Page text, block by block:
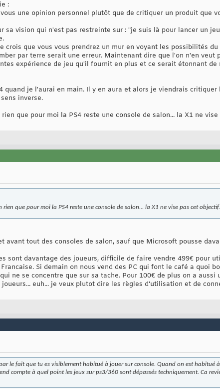
:
une opinion personnel plutôt que de critiquer un produit que
sa vision qui n'est pas restreinte sur : "je suis là pour lancer un
crois que vous vous prendrez un mur en voyant les possibilités
par terre serait une erreur. Maintenant dire que l'on n'en veut
expérience de jeu qu'il fournit en plus et ce serait étonnant de
quand je l'aurai en main. Il y en aura et alors je viendrais
inverse.
que pour moi la PS4 reste une console de salon... la X1 ne
rien que pour moi la PS4 reste une console de salon... la X1 ne vise pas cet objectif.
avant tout des consoles de salon, sauf que Microsoft pousse
sont davantage des joueurs, difficile de faire vendre 499€ pour
Si demain on nous vend des PC qui font le café a quoi
ne se concentre que sur sa tache. Pour 100€ de plus on a
euh... je veux plutot dire les règles d'utilisation et de
le fait que tu es visiblement habitué à jouer sur console. Quand on est habitué
compte à quel point les jeux sur ps3/360 sont dépassés techniquement. Ca